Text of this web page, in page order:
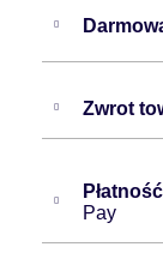
Zwrot
Płatność
Pay